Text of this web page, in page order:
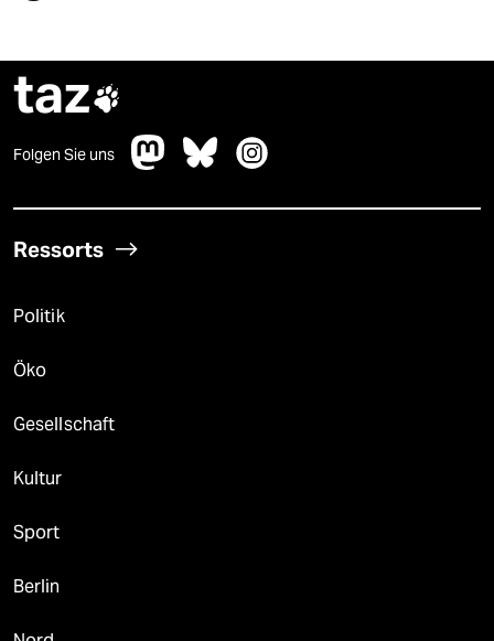
taz
Folgen Sie uns
Ressorts
Politik
Öko
Gesellschaft
Kultur
Sport
Berlin